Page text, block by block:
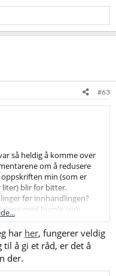
#63
så heldig å komme over
om å redusere
min (som er
liter) blir for bitter.
før innhandlingen?
med humle som
needs
har her, fungerer veldig
til å gi et råd, er det å
der.